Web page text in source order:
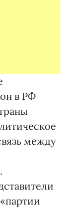
в РФ
между